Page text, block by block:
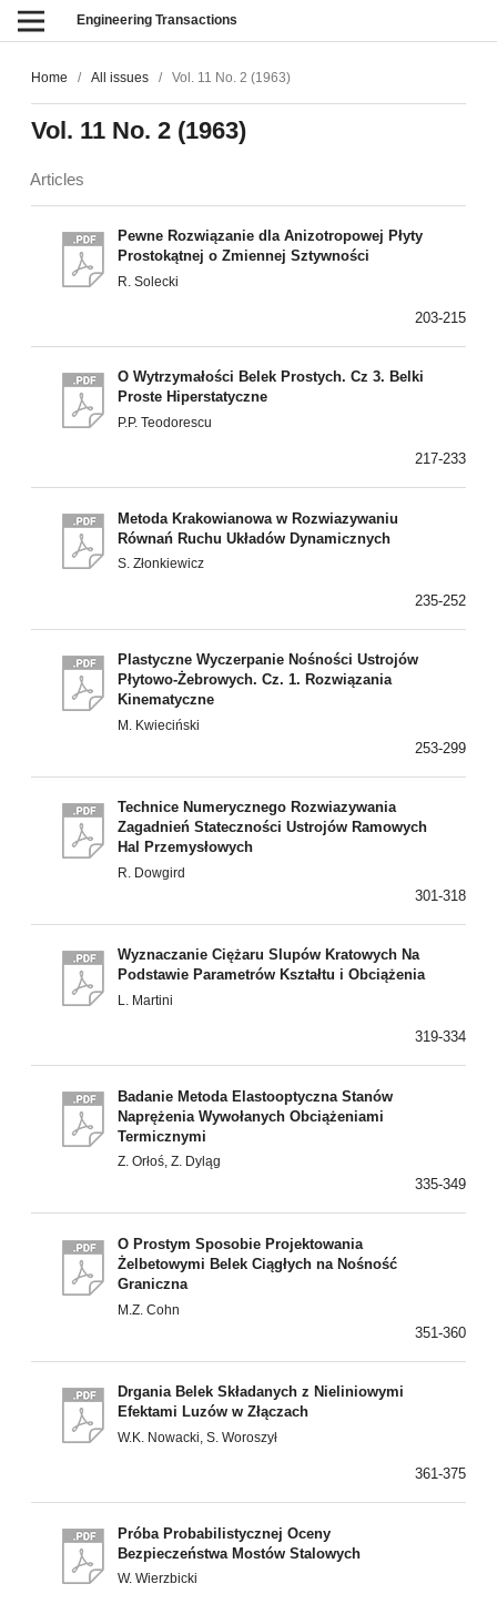
Engineering Transactions
Home / All issues / Vol. 11 No. 2 (1963)
Vol. 11 No. 2 (1963)
Articles
Pewne Rozwiązanie dla Anizotropowej Płyty
Prostokątnej o Zmiennej Sztywności
R. Solecki
203-215
O Wytrzymałości Belek Prostych. Cz 3. Belki
Proste Hiperstatyczne
P.P. Teodorescu
217-233
Metoda Krakowianowa w Rozwiazywaniu
Równań Ruchu Układów Dynamicznych
S. Złonkiewicz
235-252
Plastyczne Wyczerpanie Nośności Ustrojów
Płytowo-Żebrowych. Cz. 1. Rozwiązania
Kinematyczne
M. Kwieciński
253-299
Technice Numerycznego Rozwiazywania
Zagadnień Stateczności Ustrojów Ramowych
Hal Przemysłowych
R. Dowgird
301-318
Wyznaczanie Ciężaru Slupów Kratowych Na
Podstawie Parametrów Kształtu i Obciążenia
L. Martini
319-334
Badanie Metoda Elastooptyczna Stanów
Naprężenia Wywołanych Obciążeniami
Termicznymi
Z. Orłoś, Z. Dyląg
335-349
O Prostym Sposobie Projektowania
Żelbetowymi Belek Ciągłych na Nośność
Graniczna
M.Z. Cohn
351-360
Drgania Belek Składanych z Nieliniowymi
Efektami Luzów w Złączach
W.K. Nowacki, S. Woroszył
361-375
Próba Probabilistycznej Oceny
Bezpieczeństwa Mostów Stalowych
W. Wierzbicki